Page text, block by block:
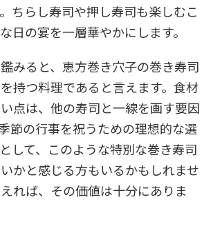
ちらし寿司や押し寿司も楽しむこ
日の宴を一層華やかにします。
みると、恵方巻き穴子の巻き寿司
持つ料理であると言えます。食材
点は、他の寿司と一線を画す要因
節の行事を祝うための理想的な選
して、このような特別な巻き寿司
かと感じる方もいるかもしれませ
れば、その価値は十分にありま